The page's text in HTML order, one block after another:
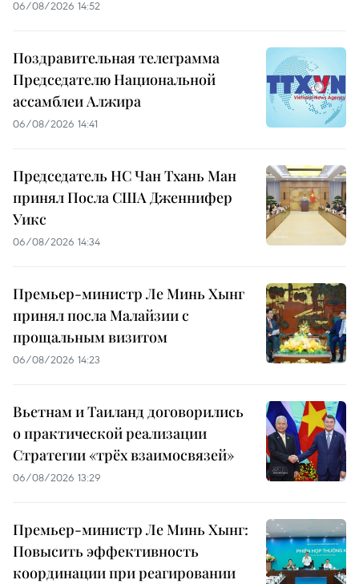
06/08/2026 14:52
Поздравительная телеграмма
Председателю Национальной
ассамблеи Алжира
06/08/2026 14:41
Председатель НС Чан Тхань Ман
принял Посла США Дженнифер
Уикс
06/08/2026 14:34
Премьер-министр Ле Минь Хынг
принял посла Малайзии с
прощальным визитом
06/08/2026 14:23
Вьетнам и Таиланд договорились
о практической реализации
Стратегии «трёх взаимосвязей»
06/08/2026 13:29
Премьер-министр Ле Минь Хынг:
Повысить эффективность
координации при реагировании